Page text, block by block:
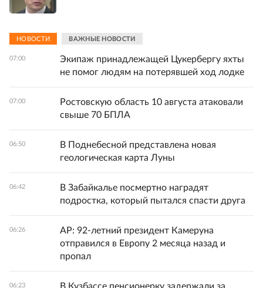
НОВОСТИ ВАЖНЫЕ НОВОСТИ
07:00
Экипаж принадлежащей Цукербергу яхты
не помог людям на потерявшей ход лодке
07:00
Ростовскую область 10 августа атаковали
свыше 70 БПЛА
06:50
В Поднебесной представлена новая
геологическая карта Луны
06:42
В Забайкалье посмертно наградят
подростка, который пытался спасти друга
06:26
AP: 92-летний президент Камеруна
отправился в Европу 2 месяца назад и
пропал
06:23